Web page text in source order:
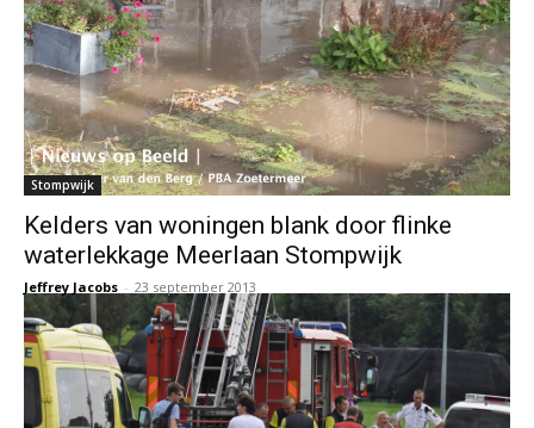
Stompwijk
Kelders van woningen blank door flinke
waterlekkage Meerlaan Stompwijk
Jeffrey Jacobs - 23 september 2013